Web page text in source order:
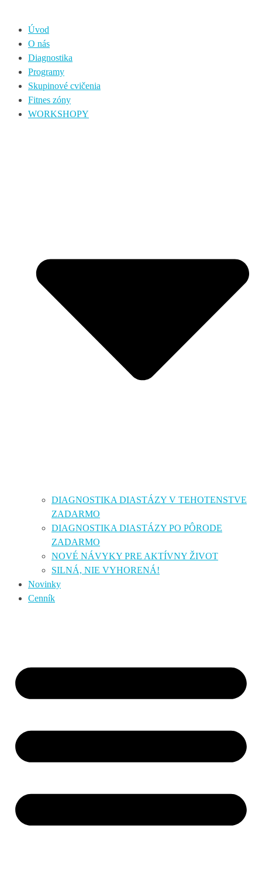
Úvod
O nás
Diagnostika
Programy
Skupinové cvičenia
Fitnes zóny
WORKSHOPY
DIAGNOSTIKA DIASTÁZY V TEHOTENSTVE
ZADARMO
DIAGNOSTIKA DIASTÁZY PO PÔRODE
ZADARMO
NOVÉ NÁVYKY PRE AKTÍVNY ŽIVOT
SILNÁ, NIE VYHORENÁ!
Novinky
Cenník